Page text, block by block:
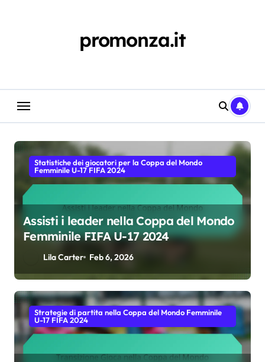
promonza.it
Statistiche dei giocatori per la Coppa del Mondo
Femminile U-17 FIFA 2024
Assisti i leader nella Coppa del Mondo
Femminile FIFA U-17 2024
Lila Carter Feb 6, 2026
Strategie di partita nella Coppa del Mondo Femminile
U-17 FIFA 2024